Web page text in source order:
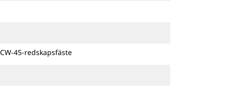
De lutningsbara
45-redskapsfäste